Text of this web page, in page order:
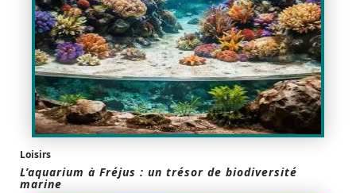
Loisirs
L’aquarium à Fréjus : un trésor de biodiversité
marine